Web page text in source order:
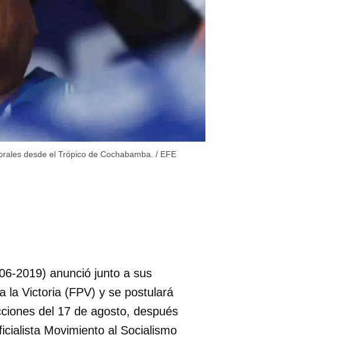
desde el Trópico de Cochabamba. / EFE
2019) anunció junto a sus
la Victoria (FPV) y se postulará
del 17 de agosto, después
Movimiento al Socialismo